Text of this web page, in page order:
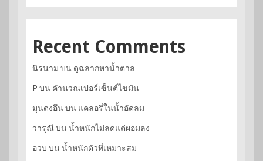
Recent Comments
นิรนาม บน ดูฉลากหาน้ำตาล
P บน คำนวณเปอร์เซ็นต์ไขมัน
มุนดงอึน บน แคลอรี่ในน้ำอัดลม
วารุณีบน น้ำหนักไม่ลดแต่ผอมลง
อวบ บน น้ำหนักตัวที่เหมาะสม